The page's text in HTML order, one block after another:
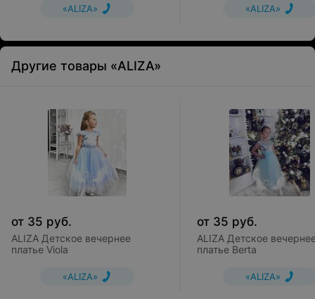
«ALIZA» «ALIZA»
Другие товары «ALIZA»
от 35 руб.
ALIZA Детское вечернее
платье Viola
«ALIZA»
от 35 руб.
ALIZA Детское
платье Berta
«ALIZA»